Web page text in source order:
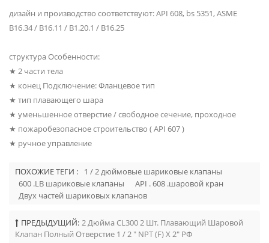
дизайн и производство соответствуют: API 608, bs 5351, ASME
B16.34 / B16.11 / B1.20.1 / B16.25
структура Особенности:
★ 2 части тела
★ конец Подключение: Фланцевое тип
★ тип плавающего шара
★ уменьшенное отверстие / свободное сечение, проходное
★ пожаробезопасное строительство ( API 607 )
★ ручное управление
ПОХОЖИЕ ТЕГИ :
1 / 2 дюймовые шариковые клапаны
600 .LB шариковые клапаны
API . 608 .шаровой кран
Двух частей шариковых клапанов
ПРЕДЫДУЩИЙ: 2 Дюйма CL300 2 Шт. Плавающий Шаровой
Клапан Полный Отверстие 1 / 2 " NPT (F) X 2" РФ